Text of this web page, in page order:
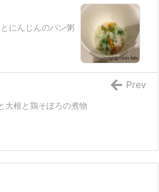
にんじんのパン粥
大根と鶏そぼろの煮物
Prev